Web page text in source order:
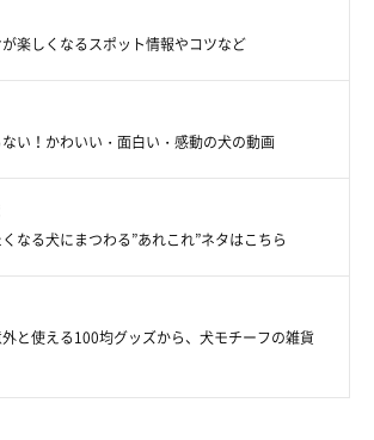
楽しくなるスポット情報やコツなど
い！かわいい・面白い・感動の犬の動画
なる犬にまつわる”あれこれ”ネタはこちら
と使える100均グッズから、犬モチーフの雑貨